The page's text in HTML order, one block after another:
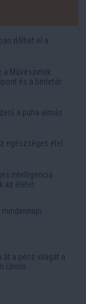
dőlhet el a
a Művészetek
és a bérletár
a puha almás
egészséges étel
intelligencia
az életet
mindennapi
a pénz világát a
Union